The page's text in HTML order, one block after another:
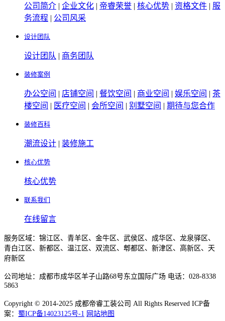
公司简介 | 企业文化 | 帝睿荣誉 | 核心优势 | 资格文件 | 服
务流程 | 公司风采
设计团队
设计团队 | 商务团队
装修案例
办公空间 | 店铺空间 | 餐饮空间 | 商业空间 | 娱乐空间 | 茶
楼空间 | 医疗空间 | 会所空间 | 别墅空间 | 期待与您合作
装修百科
潮流设计 | 装修施工
核心优势
核心优势
联系我们
在线留言
服务区域：锦江区、青羊区、金牛区、武侯区、成华区、龙泉驿区、
青白江区、新都区、温江区、双流区、郫都区、新津区、高新区、天
府新区
公司地址：成都市成华区羊子山路68号东立国际广场 电话：028-8338
5863
Copyright © 2014-2025 成都帝睿工装公司 All Rights Reserved ICP备
案： 蜀ICP备14023125号-1 网站地图